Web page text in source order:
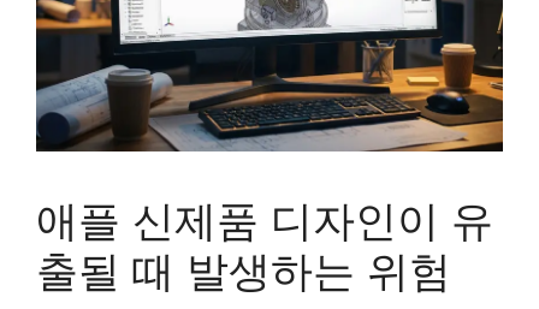
애플 신제품 디자인이 유
출될 때 발생하는 위험